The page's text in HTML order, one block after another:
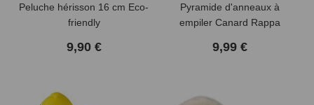
Peluche hérisson 16 cm Eco-
friendly
9,90 €
Pyramide d'anneaux à
empiler Canard Rappa
9,99 €